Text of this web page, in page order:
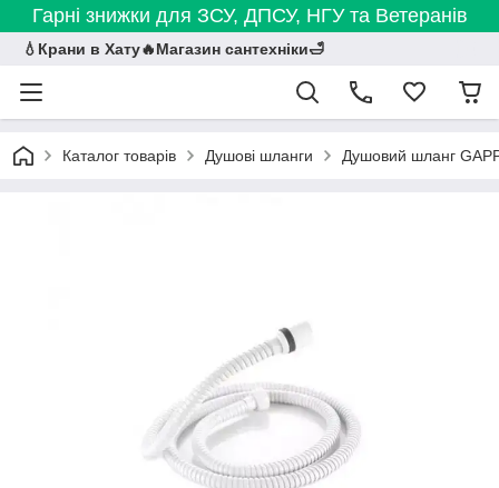
Гарні знижки для ЗСУ, ДПСУ, НГУ та Ветеранів
💧Крани в Хату🔥Магазин сантехніки🛁
Каталог товарів Душові шланги Душовий шланг